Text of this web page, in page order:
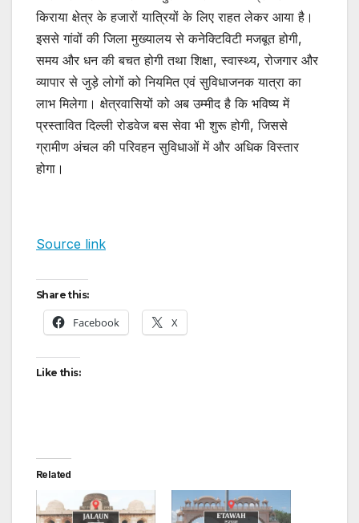
किराया क्षेत्र के हजारों यात्रियों के लिए राहत लेकर आया है।
इससे गांवों की जिला मुख्यालय से कनेक्टिविटी मजबूत होगी,
समय और धन की बचत होगी तथा शिक्षा, स्वास्थ्य, रोजगार और
व्यापार से जुड़े लोगों को नियमित एवं सुविधाजनक यात्रा का
लाभ मिलेगा। क्षेत्रवासियों को अब उम्मीद है कि भविष्य में
प्रस्तावित दिल्ली रोडवेज बस सेवा भी शुरू होगी, जिससे
ग्रामीण अंचल की परिवहन सुविधाओं में और अधिक विस्तार
होगा।
Source link
Share this:
Facebook X
Like this:
Related